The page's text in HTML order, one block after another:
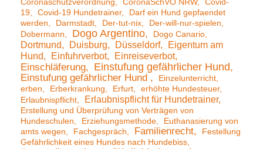
19
Covid-19 Hundetrainer
Darf ein Hund gepfaendet
werden
Darmstadt Der-tut-nix
Der-will-nur-spielen
Dobermann
Dogo Argentino Dogo Canario
Dortmund Duisburg Düsseldorf
Eigentum am
Hund
Einfuhrverbot Einreiseverbot
Einschläferung Einstufung gefährlicher Hund
Einstufung gefährlicher Hund
Einzelunterricht
erben
Erberkrankung Erfurt
erhöhte Hundesteuer
Erlaubnispflicht
Erlaubnispflicht für Hundetrainer
Erstellung und Überprüfung von Verträgen von
Hundeschulen
Erziehungsmethode
Euthanasierung von
amts wegen
Fachgespräch Familienrecht
Festellung
Gefährlichkeit eines Hundes nach Hundebiss